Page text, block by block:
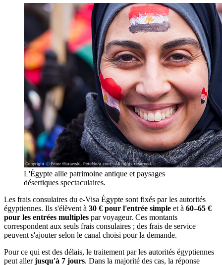
L'Égypte allie patrimoine antique et paysages
désertiques spectaculaires.
Les frais consulaires du e-Visa Égypte sont fixés par les autorités
égyptiennes. Ils s'élèvent à 30 € pour l'entrée simple et à 60–65 €
pour les entrées multiples par voyageur. Ces montants
correspondent aux seuls frais consulaires ; des frais de service
peuvent s'ajouter selon le canal choisi pour la demande.
Pour ce qui est des délais, le traitement par les autorités égyptiennes
peut allerjusqu'à 7 jours. Dans la majorité des cas, la réponse